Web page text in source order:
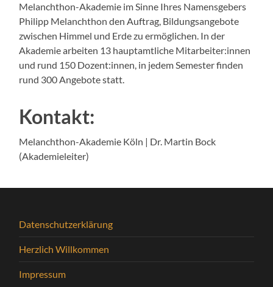
Melanchthon-Akademie im Sinne Ihres Namensgebers
Philipp Melanchthon den Auftrag, Bildungsangebote
zwischen Himmel und Erde zu ermöglichen. In der
Akademie arbeiten 13 hauptamtliche Mitarbeiter:innen
und rund 150 Dozent:innen, in jedem Semester finden
rund 300 Angebote statt.
Kontakt:
Melanchthon-Akademie Köln | Dr. Martin Bock
(Akademieleiter)
Datenschutzerklärung
Herzlich Willkommen
Impressum